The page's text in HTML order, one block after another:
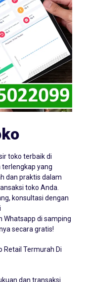
toko terbaik di
yang
dan praktis dalam
toko Anda.
konsultasi dengan
Whatsapp di samping
secara gratis!
Retail Termurah Di
dan transaksi